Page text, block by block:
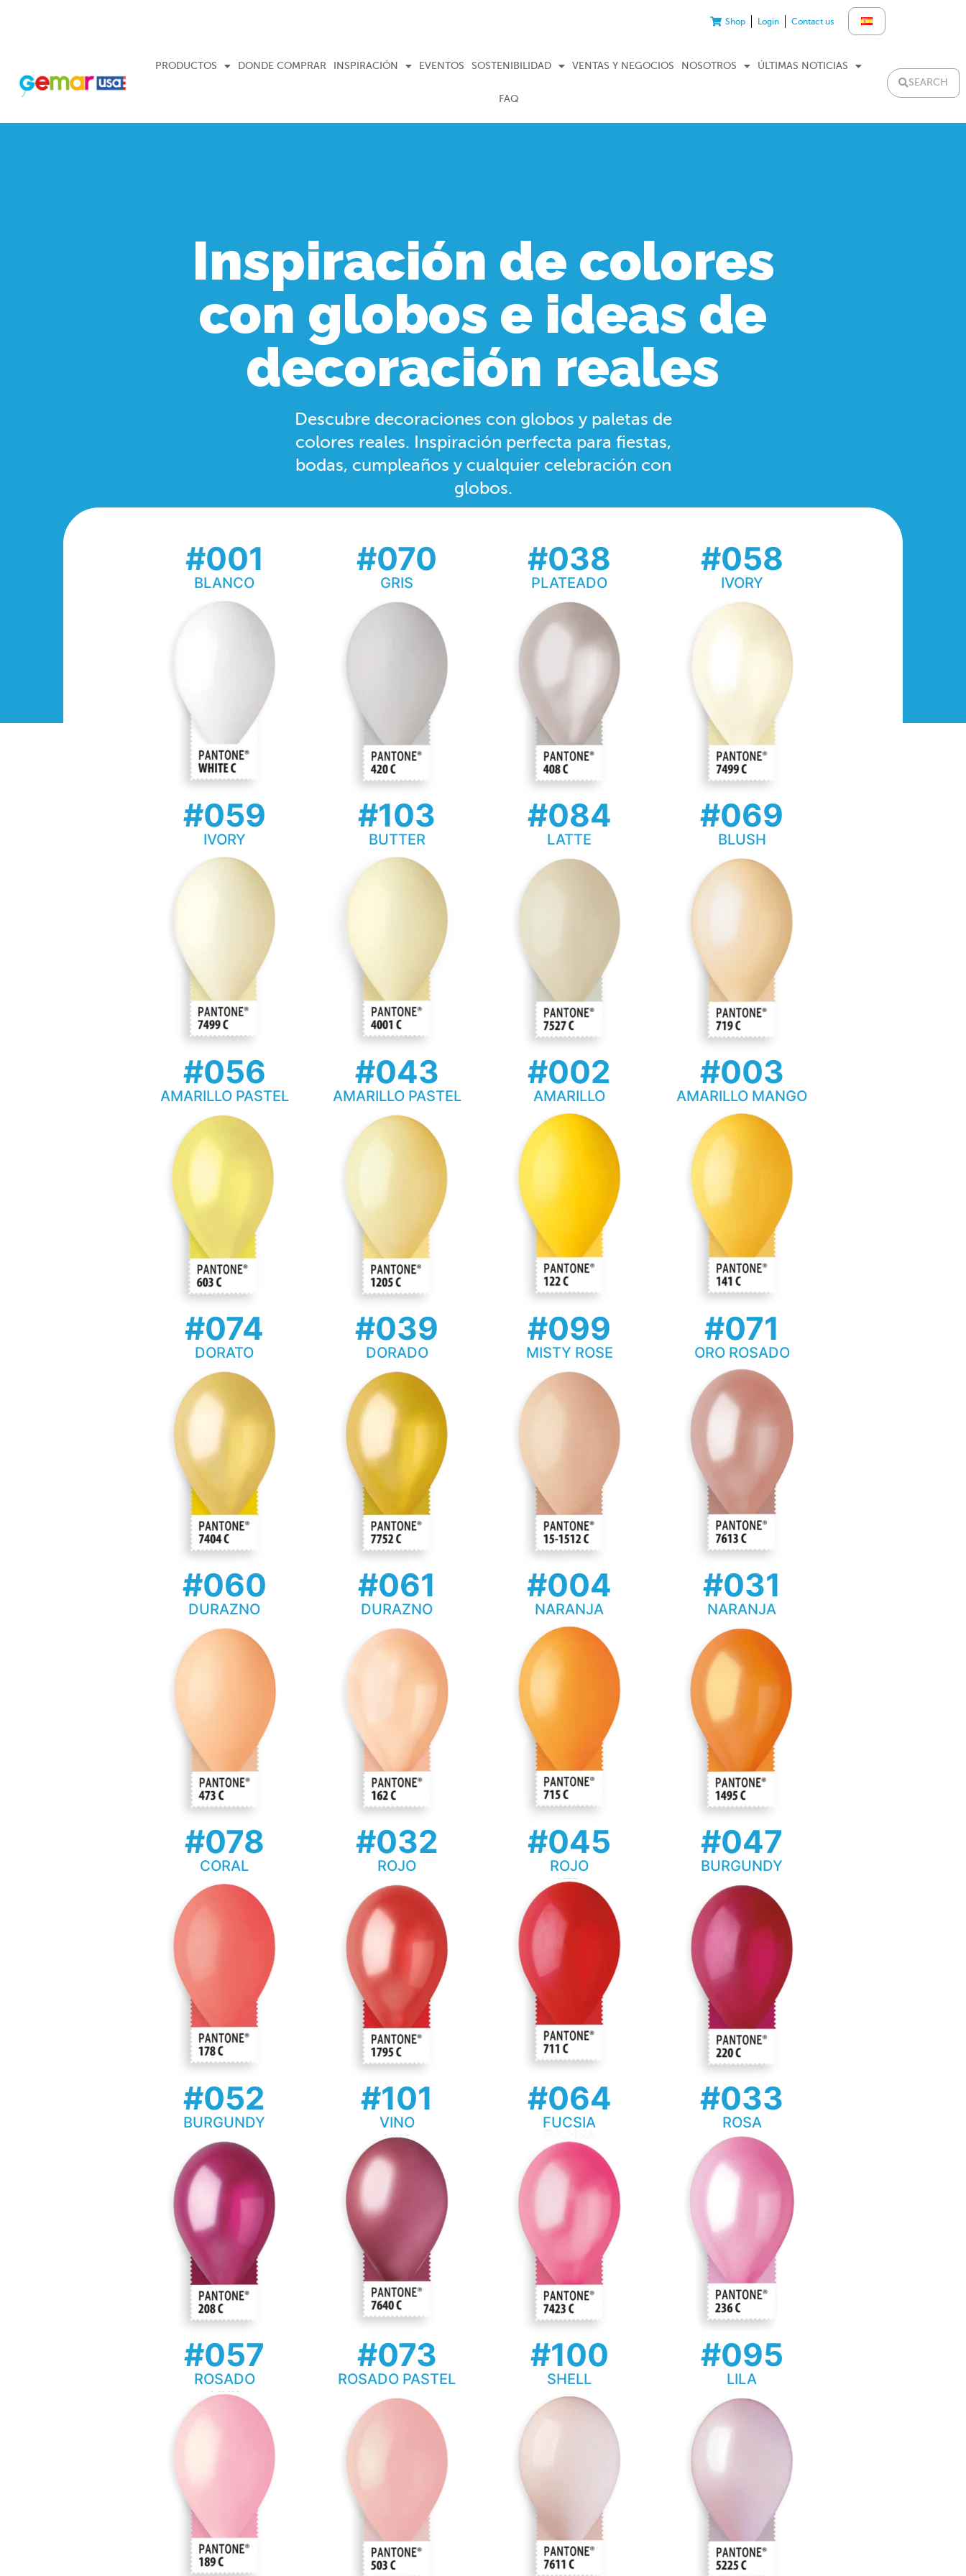
Shop Login Contact us
PRODUCTOS DONDE COMPRAR INSPIRACIÓN EVENTOS SOSTENIBILIDAD VENTAS Y NEGOCIOS NOSOTROS ÚLTIMAS NOTICIAS
FAQ
SEARCH
Inspiración de colores
con globos e ideas de
decoración reales
Descubre decoraciones con globos y paletas de
colores reales. Inspiración perfecta para fiestas,
bodas, cumpleaños y cualquier celebración con
globos.
#001
BLANCO
#070
GRIS
#038
PLATEADO
#058
IVORY
#059
IVORY
#103
BUTTER
#084
LATTE
#069
BLUSH
#056
AMARILLO PASTEL
#043
AMARILLO PASTEL
#002
AMARILLO
#003
AMARILLO MANGO
#074
DORATO
#039
DORADO
#099
MISTY ROSE
#071
ORO ROSADO
#060
DURAZNO
#061
DURAZNO
#004
NARANJA
#031
NARANJA
#078
CORAL
#032
ROJO
#045
ROJO
#047
BURGUNDY
#052
BURGUNDY
#101
VINO
#064
FUCSIA
#033
ROSA
#057
ROSADO
#073
ROSADO PASTEL
#100
SHELL
#095
LILA